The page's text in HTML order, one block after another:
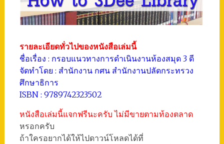
รายละเอียดทั่วไปของหนังสือเล่มนี้
ชื่อเรื่อง : กรอบแนวทางการดำเนินงานห้องสมุด 3 ดี
จัดทำโดย : สำนักงาน กศน สำนักงานปลัดกระทรวง
ศึกษาธิการ
ISBN : 9789742323502
หนังสือเล่มนี้แจกฟรีนะครับ ไม่มีขายตามท้องตลาด
หรอกครับ
ถ้าใครอยากได้ให้ไปดาวน์โหลดได้ที่